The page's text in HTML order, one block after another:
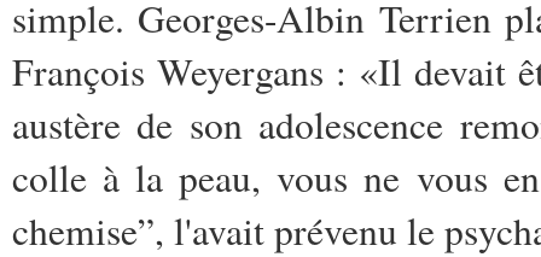
simple. Georges-Albin Terrien
François Weyergans : «Il devait
austère de son adolescence
colle à la peau, vous ne vous
chemise”, l'avait prévenu le